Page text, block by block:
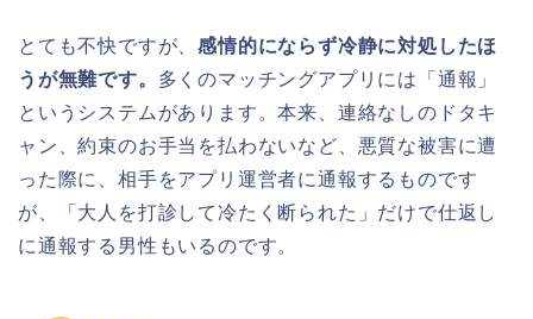
とても不快ですが、感情的にならず冷静に対処したほ
うが無難です。 多くのマッチングアプリには「通報」
というシステムがあります。本来、連絡なしのドタキ
ャン、約束のお手当を払わないなど、悪質な被害に遭
った際に、相手をアプリ運営者に通報するものです
が、「大人を打診して冷たく断られた」だけで仕返し
に通報する男性もいるのです。